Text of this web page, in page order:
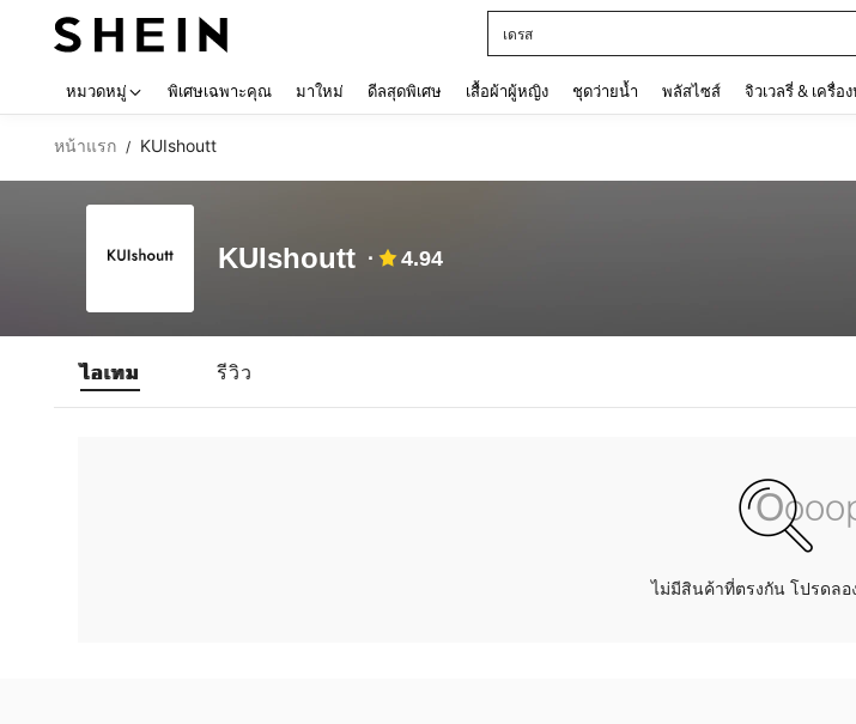
เดรส
หมวดหมู่ พิเศษเฉพาะคุณ มาใหม่ ดีลสุดพิเศษ เสื้อผ้าผู้หญิง ชุดว่ายน้ำ พลัสไซส์ จิวเวลรี่ & เครื่อ
หน้าแรก / KUIshoutt
KUIshoutt 4.94
ไอเทม รีวิว
ไม่มีสินค้าที่ตรงกัน โปรดลอ